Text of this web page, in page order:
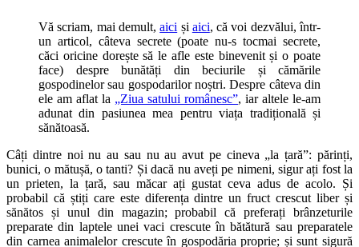
Vă scriam, mai demult,aici și aici, că voi dezvălui, într-
un articol, câteva secrete (poate nu-s tocmai secrete,
căci oricine dorește să le afle este binevenit și o poate
face) despre bunătăți din beciurile și cămările
gospodinelor sau gospodarilor noștri. Despre câteva din
ele am aflat la „Ziua satului românesc”, iar altele le-am
adunat din pasiunea mea pentru viața tradițională și
sănătoasă.
Câți dintre noi nu au sau nu au avut pe cineva „la țară”: părinți,
bunici, o mătușă, o tanti? Și dacă nu aveți pe nimeni, sigur ați fost la
un prieten, la țară, sau măcar ați gustat ceva adus de acolo. Și
probabil că știți care este diferența dintre un fruct crescut liber și
sănătos și unul din magazin; probabil că preferați brânzeturile
preparate din laptele unei vaci crescute în bătătură sau preparatele
din carnea animalelor crescute în gospodăria proprie; și sunt sigură